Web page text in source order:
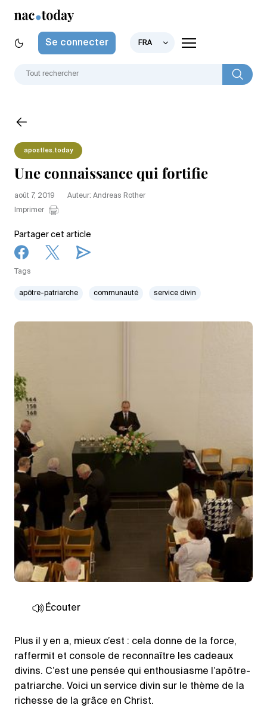
Se connecter FRA
apostles.today
Une connaissance qui fortifie
août 7, 2019
Auteur: Andreas Rother
Imprimer
Partager cet article
Tags
apôtre-patriarche communauté service divin
Écouter
Plus il y en a, mieux c’est : cela donne de la force,
raffermit et console de reconnaître les cadeaux
divins. C’est une pensée qui enthousiasme l’apôtre-
patriarche. Voici un service divin sur le thème de la
richesse de la grâce en Christ.